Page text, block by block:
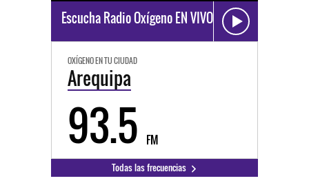
Escucha Radio Oxígeno EN VIVO
OXÍGENO EN TU CIUDAD
Arequipa
93.5 FM
Todas las frecuencias